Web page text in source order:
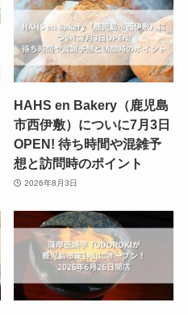
HAHS en Bakery（鹿児島
市西伊敷）についに7月3日
OPEN! 待ち時間や混雑予
想と訪問時のポイント
2026年8月3日